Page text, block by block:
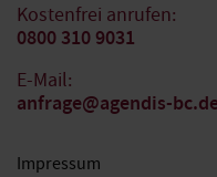
Kostenfrei anrufen:
0800 310 9031
E-Mail:
anfrage@agendis-
Impressum